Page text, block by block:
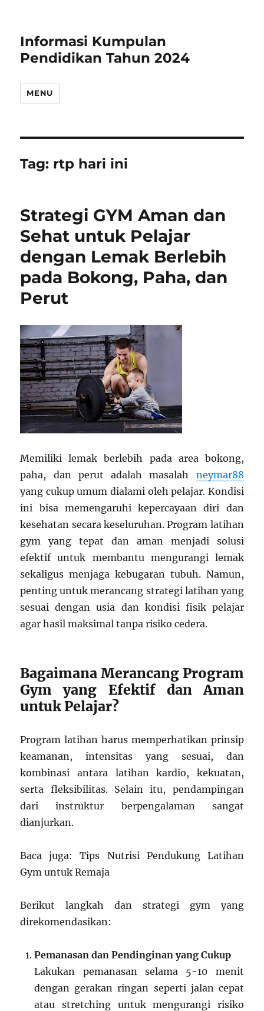
Informasi Kumpulan
Pendidikan Tahun 2024
MENU
Tag: rtp hari ini
Strategi GYM Aman dan
Sehat untuk Pelajar
dengan Lemak Berlebih
pada Bokong, Paha, dan
Perut
Memiliki lemak berlebih pada area bokong,
paha, dan perut adalah masalah neymar88
yang cukup umum dialami oleh pelajar. Kondisi
ini bisa memengaruhi kepercayaan diri dan
kesehatan secara keseluruhan. Program latihan
gym yang tepat dan aman menjadi solusi
efektif untuk membantu mengurangi lemak
sekaligus menjaga kebugaran tubuh. Namun,
penting untuk merancang strategi latihan yang
sesuai dengan usia dan kondisi fisik pelajar
agar hasil maksimal tanpa risiko cedera.
Bagaimana Merancang Program
Gym yang Efektif dan Aman
untuk Pelajar?
Program latihan harus memperhatikan prinsip
keamanan, intensitas yang sesuai, dan
kombinasi antara latihan kardio, kekuatan,
serta fleksibilitas. Selain itu, pendampingan
dari instruktur berpengalaman sangat
dianjurkan.
Baca juga: Tips Nutrisi Pendukung Latihan
Gym untuk Remaja
Berikut langkah dan strategi gym yang
direkomendasikan:
Pemanasan dan Pendinginan yang Cukup
Lakukan pemanasan selama 5-10 menit
dengan gerakan ringan seperti jalan cepat
atau stretching untuk mengurangi risiko